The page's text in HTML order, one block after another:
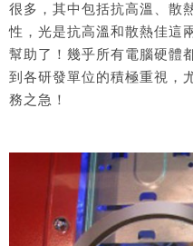
很多，其中包括抗高溫、散
性，光是抗高溫和散熱佳這
幫助了！幾乎所有電腦硬體
到各研發單位的積極重視，
務之急！